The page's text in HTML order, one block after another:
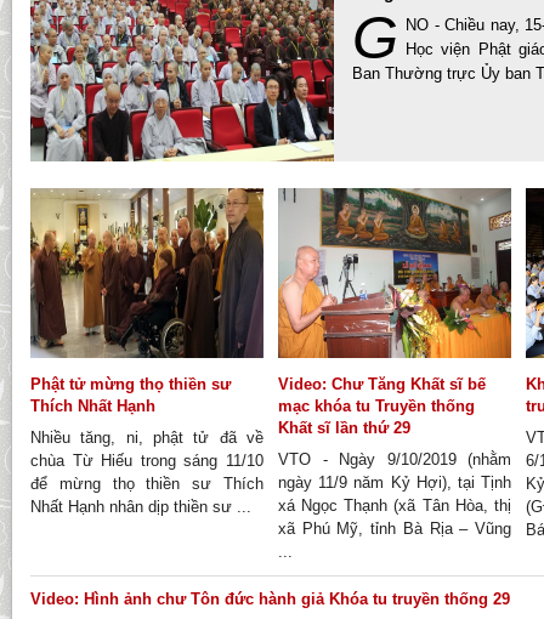
G
NO - Chiều nay,
Học viện Phật
Ban Thường trực Ủy ban
Phật tử mừng thọ thiền sư
Thích Nhất Hạnh
Nhiều tăng, ni, phật tử đã về
chùa Từ Hiếu trong sáng 11/10
để mừng thọ thiền sư Thích
Nhất Hạnh nhân dịp thiền sư ...
Video: Chư Tăng Khất sĩ bế
mạc khóa tu Truyền thống
Khất sĩ lần thứ 29
VTO - Ngày 9/10/2019 (nhằm
ngày 11/9 năm Kỷ Hợi), tại Tịnh
xá Ngọc Thạnh (xã Tân Hòa, thị
xã Phú Mỹ, tỉnh Bà Rịa – Vũng
...
6/
Video: Hình ảnh chư Tôn đức hành giả Khóa tu truyền thống 29